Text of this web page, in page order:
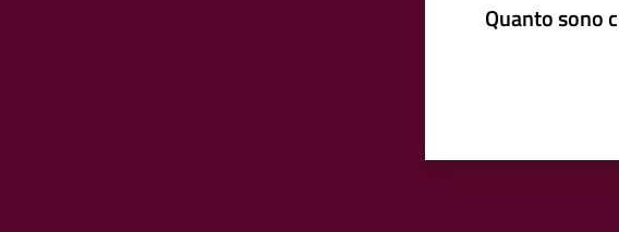
Quanto sono